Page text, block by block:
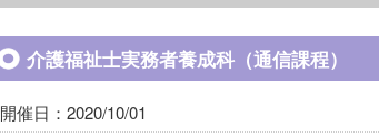
介護福祉士実務者養成科（通信課程）
開催日：2020/10/01